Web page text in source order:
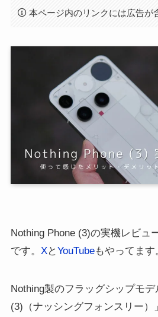
本ページ内のリンクには広告が
Nothing Phone (3)の実機レビュ
です。 XとYouTubeもやってます
Nothing製のフラッグシップモ
(3)（ナッシングフォンスリー）